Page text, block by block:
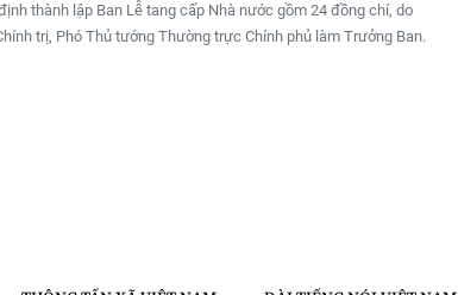
thành lập Ban Lễ tang cấp Nhà nước gồm 24 đồng chí, do
trị, Phó Thủ tướng Thường trực Chính phủ làm Trưởng Ban.